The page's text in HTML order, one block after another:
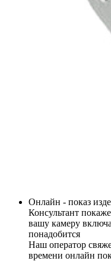
Онлайн - показ
Консультант
вашу камеру
понадобится
Наш оператор
времени онлайн